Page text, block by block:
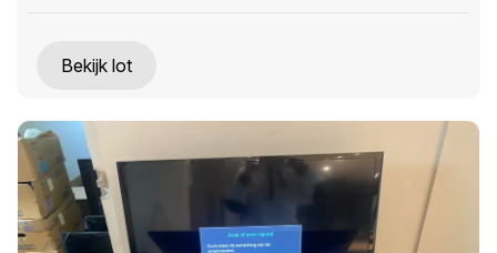
Bekijk lot